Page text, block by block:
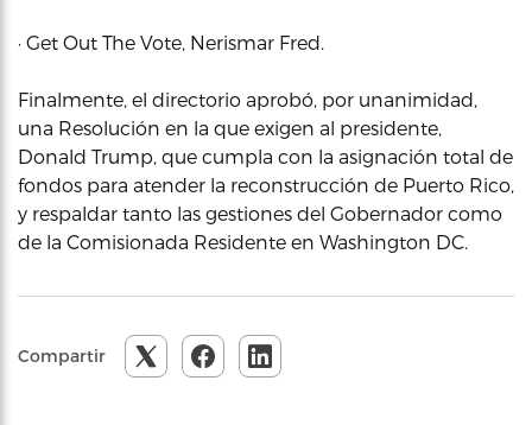
· Get Out The Vote, Nerismar Fred.
Finalmente, el directorio aprobó, por unanimidad,
una Resolución en la que exigen al presidente,
Donald Trump, que cumpla con la asignación total de
fondos para atender la reconstrucción de Puerto Rico,
y respaldar tanto las gestiones del Gobernador como
de la Comisionada Residente en Washington DC.
Compartir